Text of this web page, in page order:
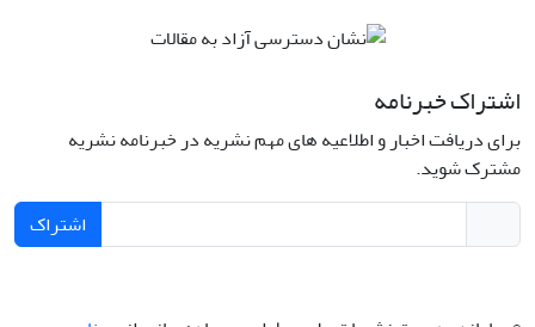
اشتراک خبرنامه
برای دریافت اخبار و اطلاعیه های مهم نشریه در خبرنامه نشریه
مشترک شوید.
اشتراک